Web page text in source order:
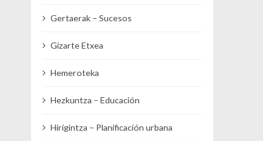
Gertaerak – Sucesos
Gizarte Etxea
Hemeroteka
Hezkuntza – Educación
Hirigintza – Planificación urbana